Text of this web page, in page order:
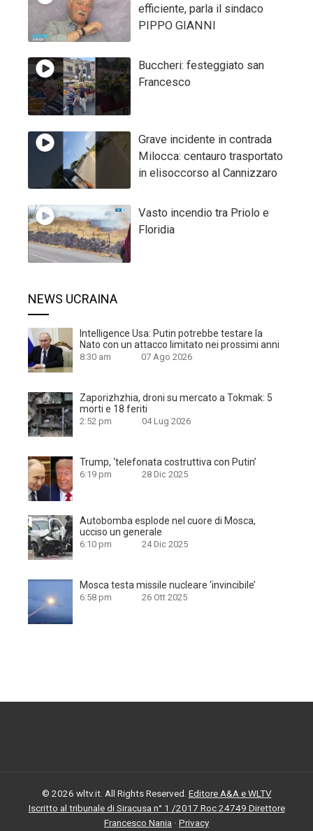
efficiente, parla il sindaco
PIPPO GIANNI
Buccheri: festeggiato san
Francesco
Grave incidente in contrada
Milocca: centauro trasportato
in elisoccorso al Cannizzaro
Vasto incendio tra Priolo e
Floridia
NEWS UCRAINA
Intelligence Usa: Putin potrebbe testare la
Nato con un attacco limitato nei prossimi anni
8:30 am 07 Ago 2026
Zaporizhzhia, droni su mercato a Tokmak: 5
morti e 18 feriti
2:52 pm 04 Lug 2026
Trump, ‘telefonata costruttiva con Putin’
6:19 pm 28 Dic 2025
Autobomba esplode nel cuore di Mosca,
ucciso un generale
6:10 pm 24 Dic 2025
Mosca testa missile nucleare ‘invincibile’
6:58 pm 26 Ott 2025
© 2026 wltv.it. All Rights Reserved. Editore A&A e WLTV
Iscritto al tribunale di Siracusa n° 1 /2017 Roc 24749 Direttore
Francesco Nania · Privacy